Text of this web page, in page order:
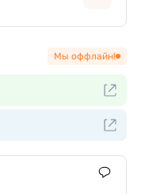
Мы оффлайн!